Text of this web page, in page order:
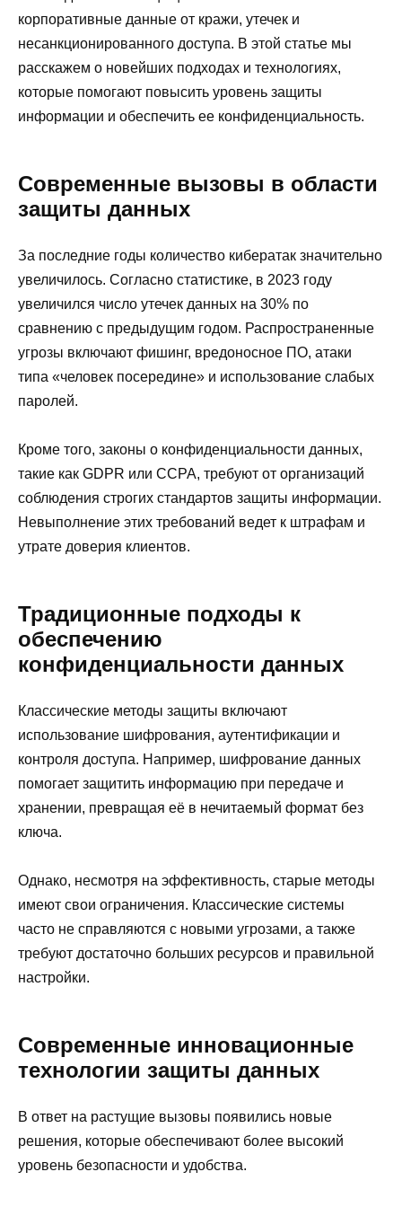
корпоративные данные от кражи, утечек и
несанкционированного доступа. В этой статье мы
расскажем о новейших подходах и технологиях,
которые помогают повысить уровень защиты
информации и обеспечить ее конфиденциальность.
Современные вызовы в области
защиты данных
За последние годы количество кибератак значительно
увеличилось. Согласно статистике, в 2023 году
увеличился число утечек данных на 30% по
сравнению с предыдущим годом. Распространенные
угрозы включают фишинг, вредоносное ПО, атаки
типа «человек посередине» и использование слабых
паролей.
Кроме того, законы о конфиденциальности данных,
такие как GDPR или CCPA, требуют от организаций
соблюдения строгих стандартов защиты информации.
Невыполнение этих требований ведет к штрафам и
утрате доверия клиентов.
Традиционные подходы к
обеспечению
конфиденциальности данных
Классические методы защиты включают
использование шифрования, аутентификации и
контроля доступа. Например, шифрование данных
помогает защитить информацию при передаче и
хранении, превращая её в нечитаемый формат без
ключа.
Однако, несмотря на эффективность, старые методы
имеют свои ограничения. Классические системы
часто не справляются с новыми угрозами, а также
требуют достаточно больших ресурсов и правильной
настройки.
Современные инновационные
технологии защиты данных
В ответ на растущие вызовы появились новые
решения, которые обеспечивают более высокий
уровень безопасности и удобства.